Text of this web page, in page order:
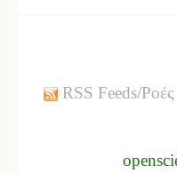
RSS Feeds/